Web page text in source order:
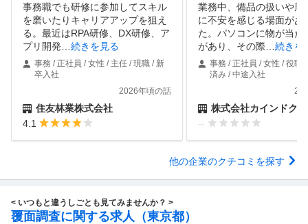
事務職でも研修に参加してスキル
を磨いたりキャリアアップを狙え
る。最近はRPA研修、DX研修、ア
プリ開発
続きを見る
事務 / 正社員 / 女性 / 主任 / 現職 / 新
卒入社
2026年頃の話
住友林業株式会社
4.1
業務中、備品の扱いや周
に不安を感じる場面があ
た。パソコンに物が当た
があり、その際
続きを
事務 / 正社員 / 女性 / 役職
済み / 中途入社
株式会社カインドク
--
他の企業のクチコミを探す
< いつもと違うしごとも見てみませんか？ >
覆面調査に関する求人（東京都）